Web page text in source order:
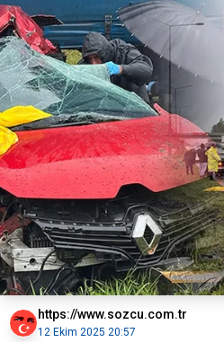
https://www.sozcu.com.tr
12 Ekim 2025 20:57